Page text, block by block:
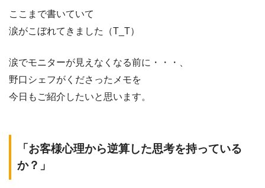
ここまで書いていて
涙がこぼれてきました（T_T）
涙でモニターが見えなくなる前に・・・、
野口シェフがくださったメモを
今日もご紹介したいと思います。
「お客様心理から逆算した思考を持っている
か？」